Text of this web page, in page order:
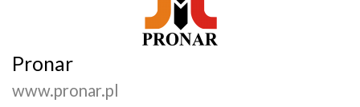
Pronar
www.pronar.pl